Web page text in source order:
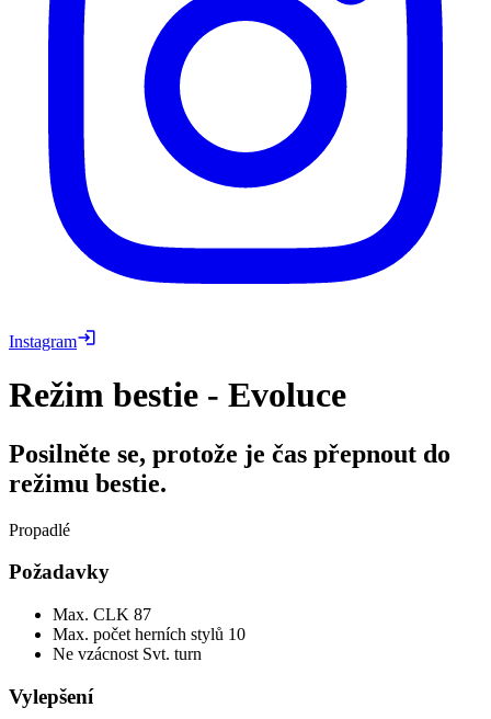
Instagram
Režim bestie - Evoluce
Posilněte se, protože je čas přepnout do
režimu bestie.
Propadlé
Požadavky
Max. CLK 87
Max. počet herních stylů 10
Ne vzácnost Svt. turn
Vylepšení